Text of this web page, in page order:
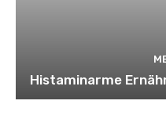
Histaminarme